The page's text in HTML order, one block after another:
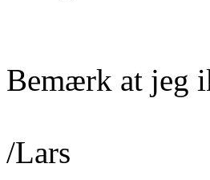
Bemærk at jeg
/Lars